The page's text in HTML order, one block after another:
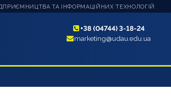
ТА ІНФОРМАЦІЙНИХ ТЕХНОЛОГІЙ
+38 (04744) 3-18-24
marketing@udau.edu.ua